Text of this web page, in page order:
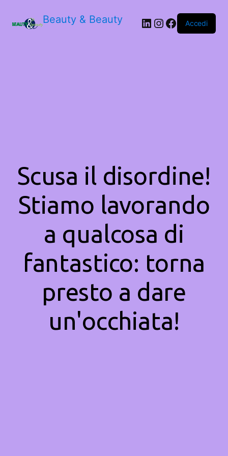
Beauty & Beauty LinkedIn
Instagram
Facebook
Accedi
Scusa il disordine!
Stiamo lavorando
a qualcosa di
fantastico: torna
presto a dare
un'occhiata!